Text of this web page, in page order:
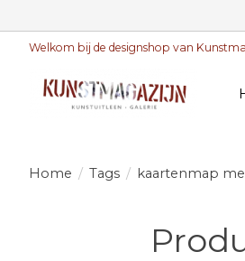
Welkom bij de designshop van
Home / Tags / kaartenmap